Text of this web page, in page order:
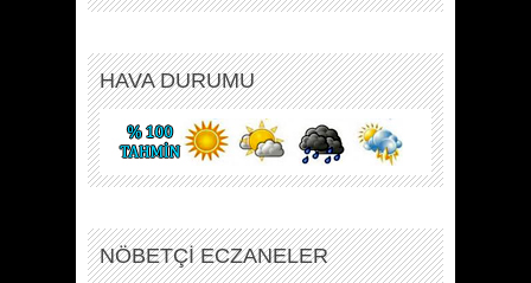
HAVA DURUMU
NÖBETÇİ ECZANELER